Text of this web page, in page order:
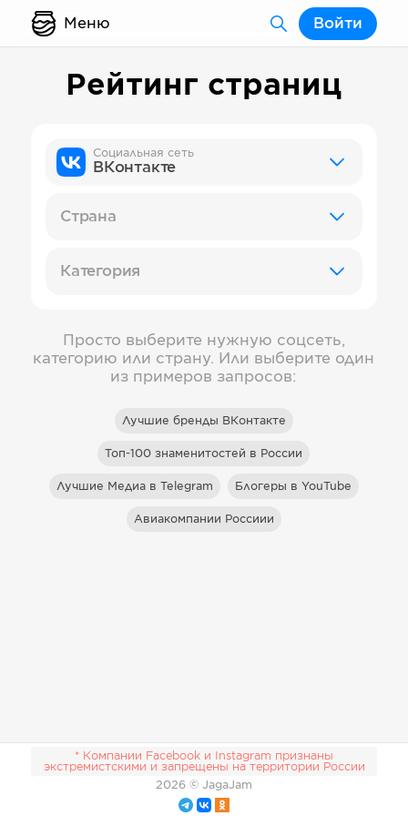
Меню Войти
Рейтинг страниц
Социальная сеть
ВКонтакте
Страна
Категория
Просто выберите нужную соцсеть,
категорию или страну. Или выберите один
из примеров запросов:
Лучшие бренды ВКонтакте
Топ-100 знаменитостей в России
Лучшие Медиа в Telegram Блогеры в YouTube
Авиакомпании Россиии
* Компании Facebook и Instagram признаны
экстремистскими и запрещены на территории России
2026 © JagaJam